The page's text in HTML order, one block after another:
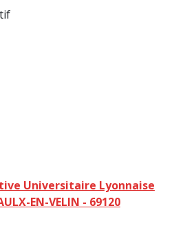
Universitaire Lyonnaise
EN-VELIN - 69120